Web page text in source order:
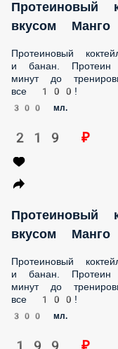
Протеиновый
вкусом Манго
Протеиновый
Протеин «Bombar».
забери и тренируйся
300 мл.
Манго и банан
Протеиновый
Протеин «Bombar».
забери и тренируйся
300 мл.
199 ₽